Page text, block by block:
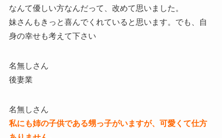
なんて優しい方なんだって、改めて思いました。
妹さんもきっと喜んでくれていると思います。でも、自
身の幸せも考えて下さい
名無しさん
後妻業
名無しさん
私にも姉の子供である甥っ子がいますが、可愛くて仕方